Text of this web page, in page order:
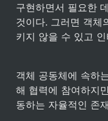
구현하면서 필요한
것이다. 그러면 객체
키지 않을 수 있고
객체 공동체에 속하
해 협력에 참여하지
동하는 자율적인 존